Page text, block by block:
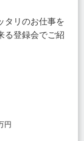
タリのお仕事を
る登録会でご紹
円